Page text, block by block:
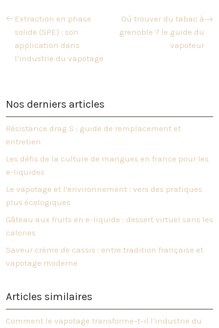
Extraction en phase
solide (SPE) : son
application dans
l’industrie du vapotage
Où trouver du tabac à
grenoble ? le guide du
vapoteur
Nos derniers articles
Résistance drag S : guide de remplacement et
entretien
Les défis de la culture de mangues en france pour les
e-liquides
Le vapotage et l’environnement : vers des pratiques
plus écologiques
Gâteau aux fruits en e-liquide : dessert virtuel sans les
calories
Saveur crème de cassis : entre tradition française et
vapotage moderne
Articles similaires
Comment le vapotage transforme-t-il l’industrie du